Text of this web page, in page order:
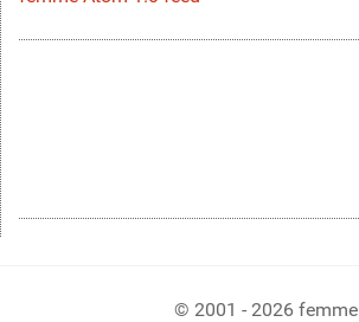
© 2001 - 2026 femme